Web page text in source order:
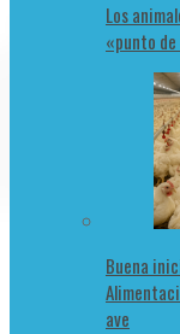
Los
«punto
Buena
ave